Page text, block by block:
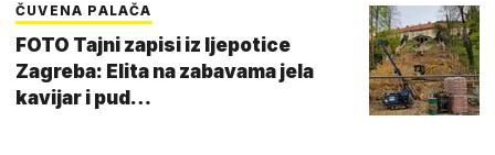
ČUVENA PALAČA
FOTO Tajni zapisi iz ljepotice
Zagreba: Elita na zabavama jela
kavijar i pud…